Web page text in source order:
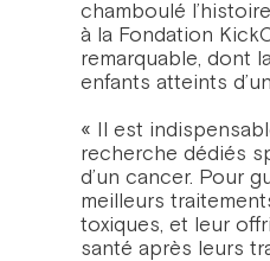
chamboulé
à la Fondation
remarquable, dont
enfants atteints
« Il est
recherche dédiés
d’un cancer. Pour
meilleurs
toxiques, et leur
santé après leurs